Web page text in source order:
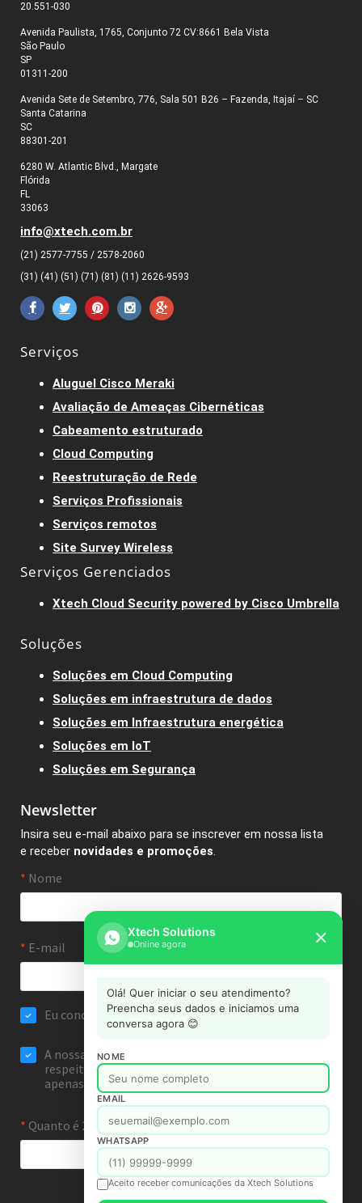
20.551-030
Avenida Paulista, 1765, Conjunto 72 CV:8661 Bela Vista
São Paulo
SP
01311-200
Avenida Sete de Setembro, 776, Sala 501 B26 – Fazenda, Itajaí – SC
Santa Catarina
SC
88301-201
6280 W. Atlantic Blvd., Margate
Flórida
FL
33063
info@xtech.com.br
(21) 2577-7755 / 2578-2060
(31) (41) (51) (71) (81) (11) 2626-9593
Serviços
Aluguel Cisco Meraki
Avaliação de Ameaças Cibernéticas
Cabeamento estruturado
Cloud Computing
Reestruturação de Rede
Serviços Profissionais
Serviços remotos
Site Survey Wireless
Serviços Gerenciados
Xtech Cloud Security powered by Cisco Umbrella
Soluções
Soluções em Cloud Computing
Soluções em infraestrutura de dados
Soluções em Infraestrutura energética
Soluções em IoT
Soluções em Segurança
Newsletter
Insira seu e-mail abaixo para se inscrever em nossa lista
e receber novidades e promoções.
Xtech Solutions
Online agora ✕
Olá! Quer iniciar o seu atendimento?
Preencha seus dados e iniciamos uma
conversa agora 😊
NOME
EMAIL
WHATSAPP
Aceito receber comunicações da Xtech Solutions